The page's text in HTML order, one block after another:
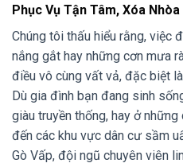
Phục Vụ Tận Tâm, Xóa
Chúng tôi thấu hiểu rằng, việc
nắng gắt hay những cơn mưa
điều vô cùng vất vả, đặc biệt
Dù gia đình bạn đang sinh
giàu truyền thống, hay ở
đến các khu vực dân cư sầm
Gò Vấp, đội ngũ chuyên viên